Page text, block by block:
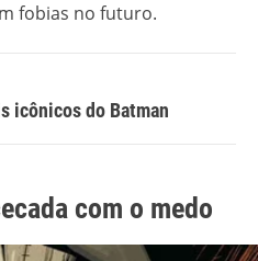
fobias no futuro.
icônicos do Batman
com o medo